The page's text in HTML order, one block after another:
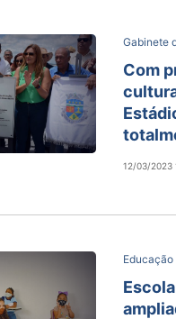
Gabinete
Com
12/03/2023
Educação